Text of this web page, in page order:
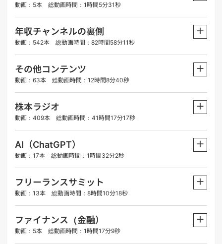
動画：5本 総動画時間：1時間5分31秒
年収チャンネルの裏側
動画：542本 総動画時間：82時間58分11秒
＋
その他コンテンツ
動画：63本 総動画時間：12時間8分40秒
＋
株本ラジオ
動画：409本 総動画時間：41時間17分17秒
＋
AI（ChatGPT）
動画：17本 総動画時間：1時間32分2秒
＋
フリーランスサミット
動画：13本 総動画時間：8時間10分18秒
＋
ファイナンス（金融）
動画：5本 総動画時間：1時間17分9秒
＋